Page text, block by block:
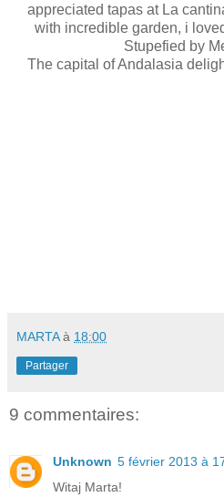
appreciated tapas at La
with incredible garden, i
Stupefied by
The capital of Andalasia
MARTA à 18:00
Partager
9 commentaires:
Unknown 5 février 2013 à
Witaj Marta!